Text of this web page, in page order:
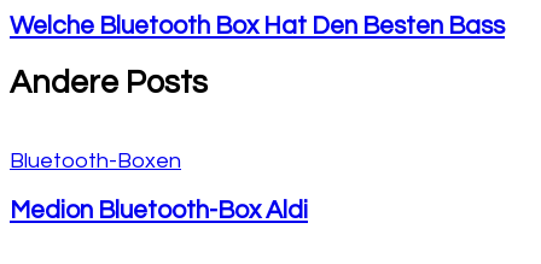
Welche Bluetooth Box Hat Den Besten Bass
Andere Posts
Bluetooth-Boxen
Medion Bluetooth-Box Aldi